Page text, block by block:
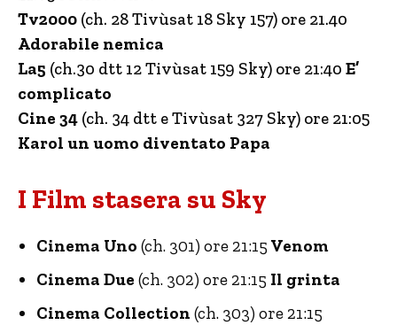
Tv2000 (ch. 28 Tivùsat 18 Sky 157) ore 21.40
Adorabile nemica
La5 (ch.30 dtt 12 Tivùsat 159 Sky) ore 21:40 E’
complicato
Cine 34 (ch. 34 dtt e Tivùsat 327 Sky) ore 21:05
Karol un uomo diventato Papa
I Film stasera su Sky
Cinema Uno (ch. 301) ore 21:15 Venom
Cinema Due (ch. 302) ore 21:15 Il grinta
Cinema Collection (ch. 303) ore 21:15